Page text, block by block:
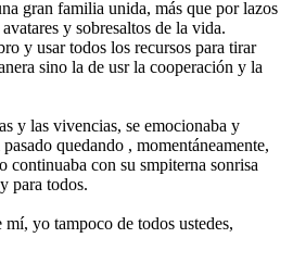
gran familia unida, más que por lazos
y sobresaltos de la vida.
y usar todos los recursos para tirar
sino la de usr la cooperación y la
y las vivencias, se emocionaba y
quedando , momentáneamente,
continuaba con su smpiterna sonrisa
para todos.
yo tampoco de todos ustedes,